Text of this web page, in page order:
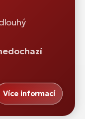
Více informací